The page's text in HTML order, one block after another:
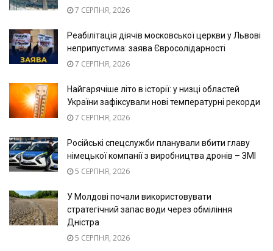
7 СЕРПНЯ, 2026
Реабілітація діячів московської церкви у Львові
неприпустима: заява Євросолідарності
7 СЕРПНЯ, 2026
Найгарячіше літо в історії: у низці областей
України зафіксували нові температурні рекорди
7 СЕРПНЯ, 2026
Російські спецслужби планували вбити главу
німецької компанії з виробництва дронів – ЗМІ
5 СЕРПНЯ, 2026
У Молдові почали використовувати
стратегічний запас води через обміління
Дністра
5 СЕРПНЯ, 2026